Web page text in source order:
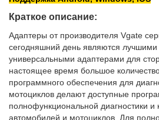
Краткое описание:
Адаптеры от производителя Vgate
сегодняшний день являются лучшими
универсальными адаптерами для
настоящее время большое
программного обеспечения для
мотоциклов делают доступные
полнофункциональной диагностики и
автомобилей и мотоциклов. Для